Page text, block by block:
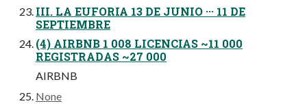
III. LA EUFORIA 13 DE JUNIO ··· 11 DE
SEPTIEMBRE
(4) AIRBNB 1 008 LICENCIAS ~11 000
REGISTRADAS ~27 000
AIRBNB
None